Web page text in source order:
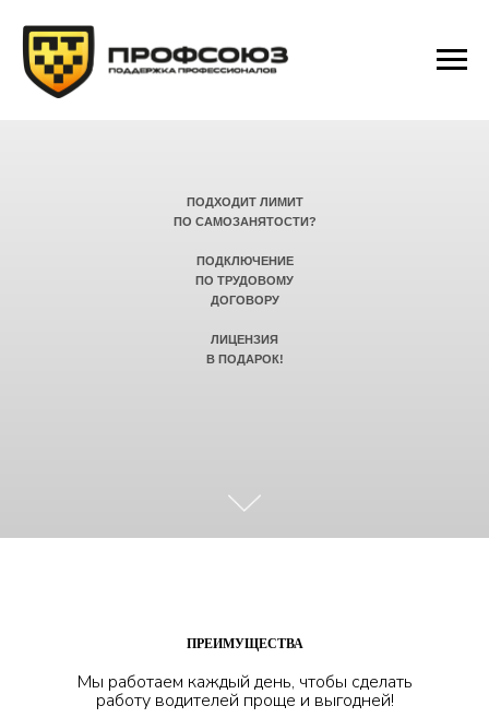
ПОДХОДИТ ЛИМИТ
ПО САМОЗАНЯТОСТИ?
ПОДКЛЮЧЕНИЕ
ПО ТРУДОВОМУ
ДОГОВОРУ
ЛИЦЕНЗИЯ
В ПОДАРОК!
ПРЕИМУЩЕСТВА
Мы работаем каждый день, чтобы сделать
работу водителей проще и выгодней!